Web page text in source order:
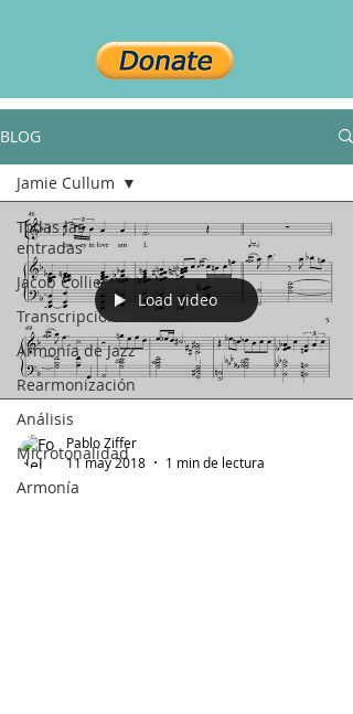
BLOG
Todas las
entradas
Jacob Collier
Transcripciones
Armonía de Jazz
Rearmonización
Análisis
Microtonalidad
Armonía
Jamie Cullum
Load video
Pablo Ziffer
11 may 2018
1 min de lectura